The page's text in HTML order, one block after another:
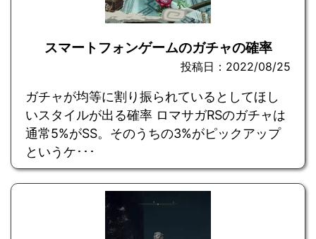
スマートフォンゲームのガチャの確率
投稿日：2022/08/25
ガチャが均等に割り振られているとしてほし
いスタイルが出る確率 ロマサガRSのガチャは
通常5%がSS。そのうちの3%がピックアップ
というケ･･･